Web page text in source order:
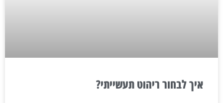
איך לבחור ריהוט תעשייתי?